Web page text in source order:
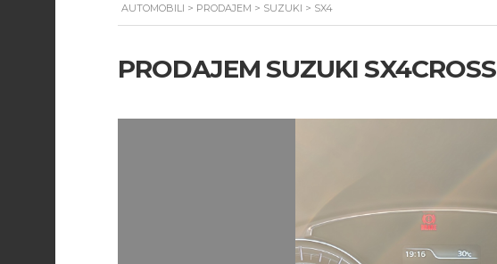
AUTOMOBILI > PRODAJEM > SUZUKI > SX4
PRODAJEM SUZUKI SX4CROSS